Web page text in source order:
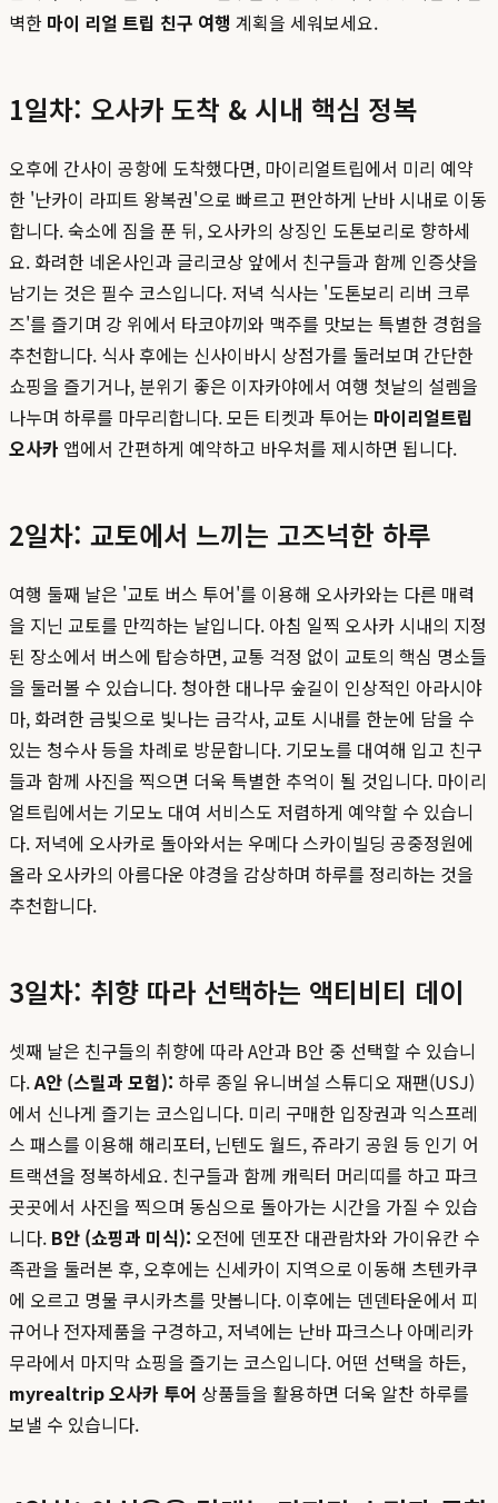
벽한 마이 리얼 트립 친구 여행 계획을 세워보세요.
1일차: 오사카 도착 & 시내 핵심 정복
오후에 간사이 공항에 도착했다면, 마이리얼트립에서 미리 예약
한 '난카이 라피트 왕복권'으로 빠르고 편안하게 난바 시내로 이동
합니다. 숙소에 짐을 푼 뒤, 오사카의 상징인 도톤보리로 향하세
요. 화려한 네온사인과 글리코상 앞에서 친구들과 함께 인증샷을
남기는 것은 필수 코스입니다. 저녁 식사는 '도톤보리 리버 크루
즈'를 즐기며 강 위에서 타코야끼와 맥주를 맛보는 특별한 경험을
추천합니다. 식사 후에는 신사이바시 상점가를 둘러보며 간단한
쇼핑을 즐기거나, 분위기 좋은 이자카야에서 여행 첫날의 설렘을
나누며 하루를 마무리합니다. 모든 티켓과 투어는 마이리얼트립
오사카 앱에서 간편하게 예약하고 바우처를 제시하면 됩니다.
2일차: 교토에서 느끼는 고즈넉한 하루
여행 둘째 날은 '교토 버스 투어'를 이용해 오사카와는 다른 매력
을 지닌 교토를 만끽하는 날입니다. 아침 일찍 오사카 시내의 지정
된 장소에서 버스에 탑승하면, 교통 걱정 없이 교토의 핵심 명소들
을 둘러볼 수 있습니다. 청아한 대나무 숲길이 인상적인 아라시야
마, 화려한 금빛으로 빛나는 금각사, 교토 시내를 한눈에 담을 수
있는 청수사 등을 차례로 방문합니다. 기모노를 대여해 입고 친구
들과 함께 사진을 찍으면 더욱 특별한 추억이 될 것입니다. 마이리
얼트립에서는 기모노 대여 서비스도 저렴하게 예약할 수 있습니
다. 저녁에 오사카로 돌아와서는 우메다 스카이빌딩 공중정원에
올라 오사카의 아름다운 야경을 감상하며 하루를 정리하는 것을
추천합니다.
3일차: 취향 따라 선택하는 액티비티 데이
셋째 날은 친구들의 취향에 따라 A안과 B안 중 선택할 수 있습니
다.A안 (스릴과 모험): 하루 종일 유니버설 스튜디오 재팬(USJ)
에서 신나게 즐기는 코스입니다. 미리 구매한 입장권과 익스프레
스 패스를 이용해 해리포터, 닌텐도 월드, 쥬라기 공원 등 인기 어
트랙션을 정복하세요. 친구들과 함께 캐릭터 머리띠를 하고 파크
곳곳에서 사진을 찍으며 동심으로 돌아가는 시간을 가질 수 있습
니다. B안 (쇼핑과 미식): 오전에 덴포잔 대관람차와 가이유칸 수
족관을 둘러본 후, 오후에는 신세카이 지역으로 이동해 츠텐카쿠
에 오르고 명물 쿠시카츠를 맛봅니다. 이후에는 덴덴타운에서 피
규어나 전자제품을 구경하고, 저녁에는 난바 파크스나 아메리카
무라에서 마지막 쇼핑을 즐기는 코스입니다. 어떤 선택을 하든,
myrealtrip 오사카 투어 상품들을 활용하면 더욱 알찬 하루를
보낼 수 있습니다.